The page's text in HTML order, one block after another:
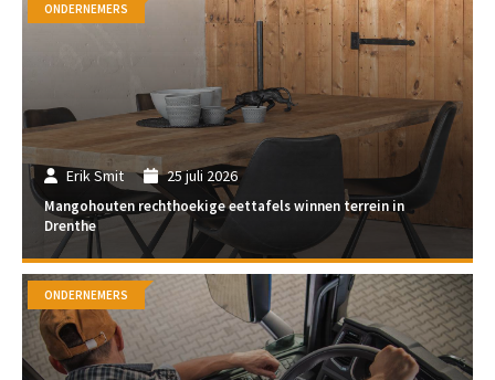
Erik Smit 25 juli 2026
Mangohouten rechthoekige eettafels winnen terrein in
Drenthe
ONDERNEMERS
ONDERNEMERS